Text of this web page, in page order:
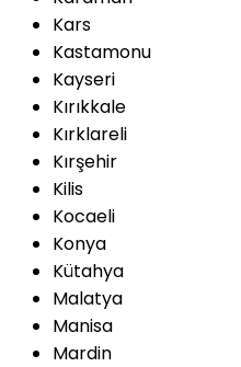
Kars
Kastamonu
Kayseri
Kırıkkale
Kırklareli
Kırşehir
Kilis
Kocaeli
Konya
Kütahya
Malatya
Manisa
Mardin